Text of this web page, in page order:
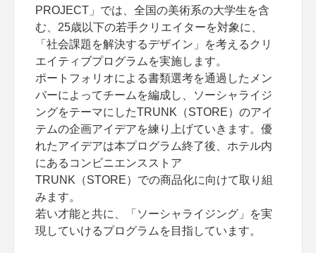
PROJECT」では、全国の美術系の大学生を含
む、25歳以下の若手クリエイターを対象に、
「社会課題を解決するデザイン」を考えるクリ
エイティブプログラムを実施します。
ポートフォリオによる書類選考を通過したメン
バーによってチームを編成し、ソーシャライジ
ングをテーマにしたTRUNK（STORE）のアイ
テムの企画アイデアを練り上げていきます。優
れたアイデアは本プログラム終了後、ホテル内
にあるコンビニエンスストア
TRUNK（STORE）での商品化に向けて取り組
みます。
若い才能と共に、「ソーシャライジング」を実
現していけるプログラムを目指しています。